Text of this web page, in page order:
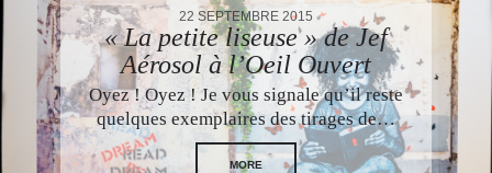
22 SEPTEMBRE 2015
« La petite liseuse » de Jef
Aérosol à l’Oeil Ouvert
Oyez ! Oyez ! Je vous signale qu’il reste
quelques exemplaires des tirages de…
MORE